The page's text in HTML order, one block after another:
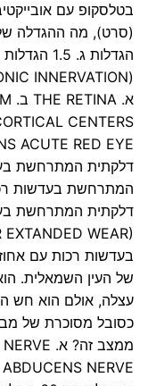
המתרחשת בעדשות
של העין השמאלית.
עצלה, אולם הוא חש
כסובל מסוכרת של